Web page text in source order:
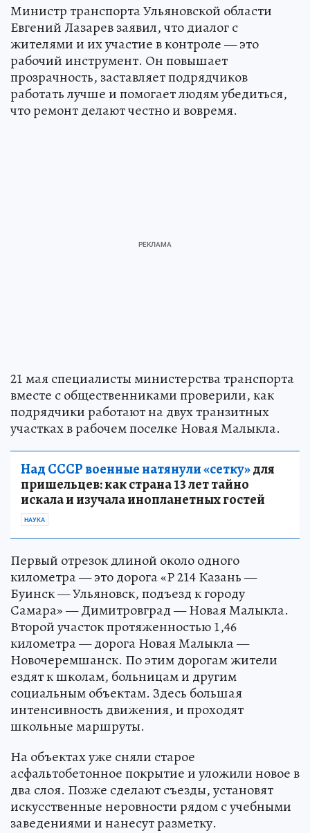
Министр транспорта Ульяновской области
Евгений Лазарев заявил, что диалог с
жителями и их участие в контроле — это
рабочий инструмент. Он повышает
прозрачность, заставляет подрядчиков
работать лучше и помогает людям убедиться,
что ремонт делают честно и вовремя.
21 мая специалисты министерства транспорта
вместе с общественниками проверили, как
подрядчики работают на двух транзитных
участках в рабочем поселке Новая Малыкла.
Над СССР военные натянули «сетку»для
пришельцев: как страна 13 лет тайно
искала и изучала инопланетных гостей
НАУКА
Первый отрезок длиной около одного
километра — это дорога «Р 214 Казань —
Буинск — Ульяновск, подъезд к городу
Самара» — Димитровград — Новая Малыкла.
Второй участок протяженностью 1,46
километра — дорога Новая Малыкла —
Новочеремшанск. По этим дорогам жители
ездят к школам, больницам и другим
социальным объектам. Здесь большая
интенсивность движения, и проходят
школьные маршруты.
На объектах уже сняли старое
асфальтобетонное покрытие и уложили новое в
два слоя. Позже сделают съезды, установят
искусственные неровности рядом с учебными
заведениями и нанесут разметку.